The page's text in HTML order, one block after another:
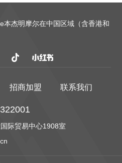
本杰明摩尔在中国区域（含香港和
招商加盟 联系我们
际贸易中心1908室